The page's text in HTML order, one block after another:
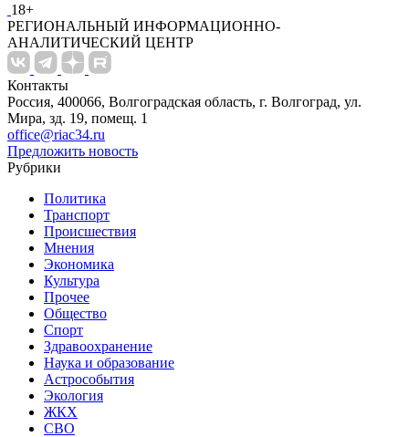
18+
РЕГИОНАЛЬНЫЙ ИНФОРМАЦИОННО-
АНАЛИТИЧЕСКИЙ ЦЕНТР
Контакты
Россия, 400066, Волгоградская область, г. Волгоград, ул.
Мира, зд. 19, помещ. 1
office@riac34.ru
Предложить новость
Рубрики
Политика
Транспорт
Происшествия
Мнения
Экономика
Культура
Прочее
Общество
Спорт
Здравоохранение
Наука и образование
Астрособытия
Экология
ЖКХ
СВО